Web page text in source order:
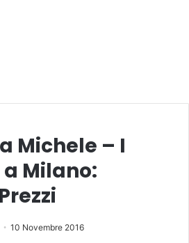
Michele – I
Milano:
10 Novembre 2016